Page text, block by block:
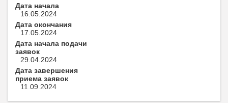
Дата начала
16.05.2024
Дата окончания
17.05.2024
Дата начала подачи
заявок
29.04.2024
Дата завершения
приема заявок
11.09.2024